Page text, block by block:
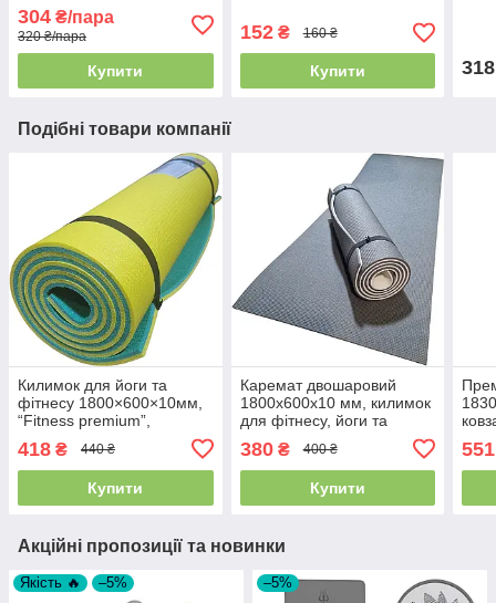
304 ₴/пара
320 ₴/пара
Купити
152₴ 160 ₴
Купити 318
Подібні товари компанії
Килимок для йоги та
фітнесу 1800×600×10мм,
“Fitness premium”,
двошаровий, Туреччина,
колір - жовтий/бірюзовий
418 ₴ 440 ₴
Купити
Каремат двошаровий
1800х600х10 мм, килимок
для фітнесу, йоги та
"Fitness mat", Графіт/Білий
380₴ 400 ₴
Купити
ТС,
551
Акційні пропозиції та новинки
Якість 🔥 –5% –5%